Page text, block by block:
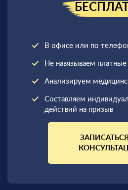
В офисе или по
Не навязываем платные
Анализируем
Составляем
действий на призыв